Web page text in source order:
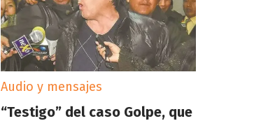
Audio y mensajes
“Testigo” del caso Golpe, que